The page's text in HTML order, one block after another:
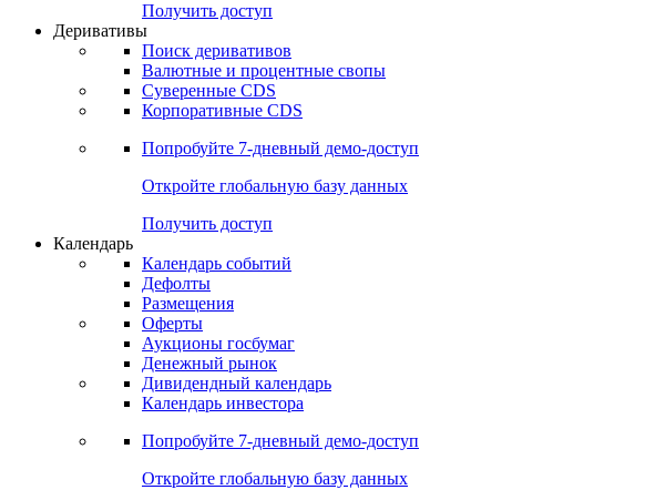
Получить доступ
Деривативы
Поиск деривативов
Валютные и процентные свопы
Суверенные CDS
Корпоративные CDS
Попробуйте 7-дневный демо-доступ
Откройте глобальную базу данных
Получить доступ
Календарь
Календарь событий
Дефолты
Размещения
Оферты
Аукционы госбумаг
Денежный рынок
Дивидендный календарь
Календарь инвестора
Попробуйте 7-дневный демо-доступ
Откройте глобальную базу данных